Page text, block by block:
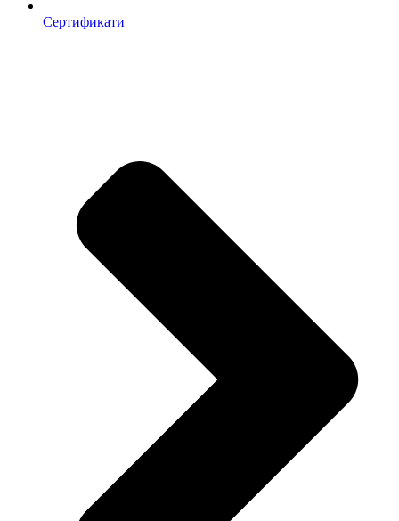
Сертификати